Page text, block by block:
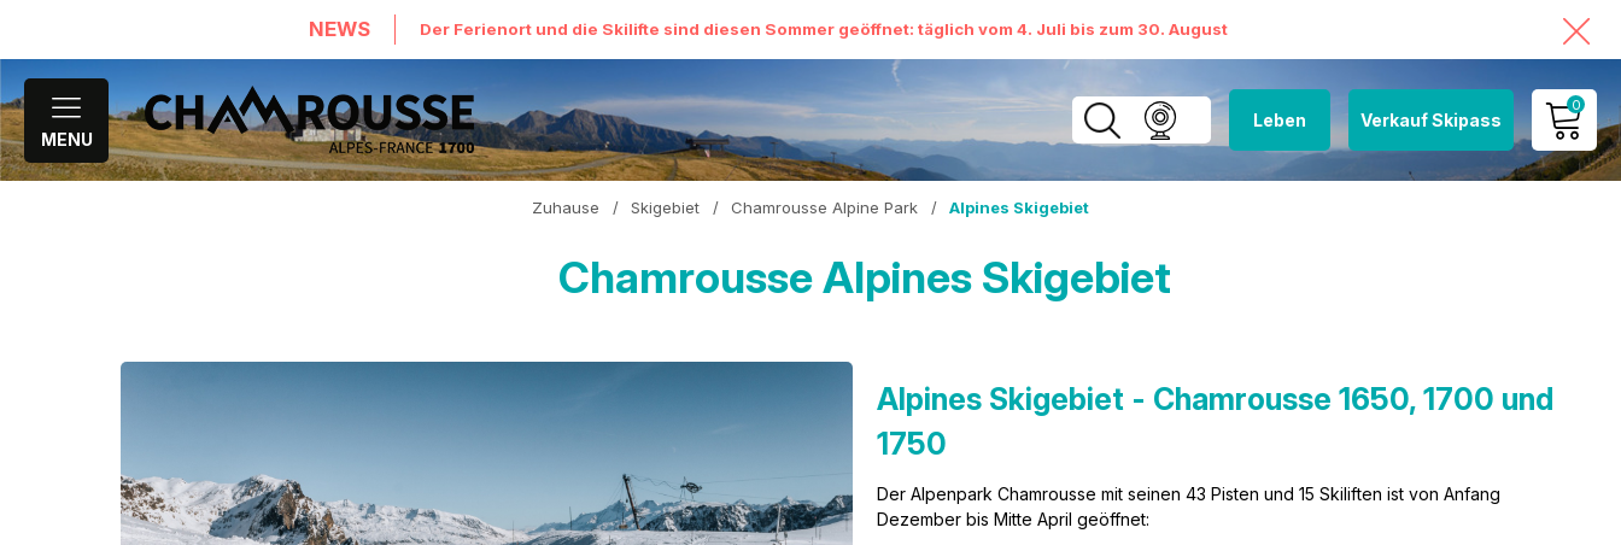
NEWS Der Ferienort und die Skilifte sind diesen Sommer geöffnet: täglich vom 4. Juli bis zum 30. August
MENU
Leben Verkauf Skipass
0
MEIN KONTO
Zuhause / Skigebiet / Chamrousse Alpine Park / Alpines Skigebiet
Chamrousse Alpines Skigebiet
Alpines Skigebiet - Chamrousse 1650, 1700 und
1750
Der Alpenpark Chamrousse mit seinen 43 Pisten und 15 Skiliften ist von Anfang
Dezember bis Mitte April geöffnet: